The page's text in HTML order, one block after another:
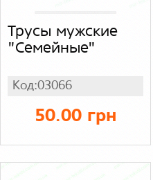
Трусы мужские
"Семейные"
Код:03066
50.00 грн